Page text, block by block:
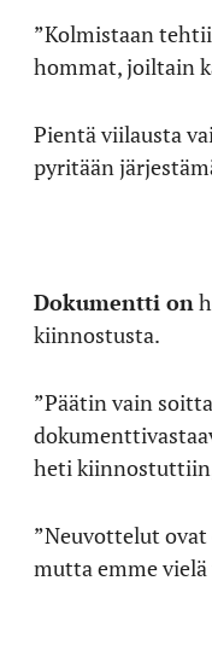
”Kolmistaan
hommat, joiltain
Pientä viilausta
pyritään
Dokumentti on
kiinnostusta.
”Päätin vain
heti
”Neuvottelut ovat
mutta emme